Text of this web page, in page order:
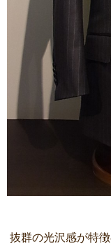
抜群の光沢感が特